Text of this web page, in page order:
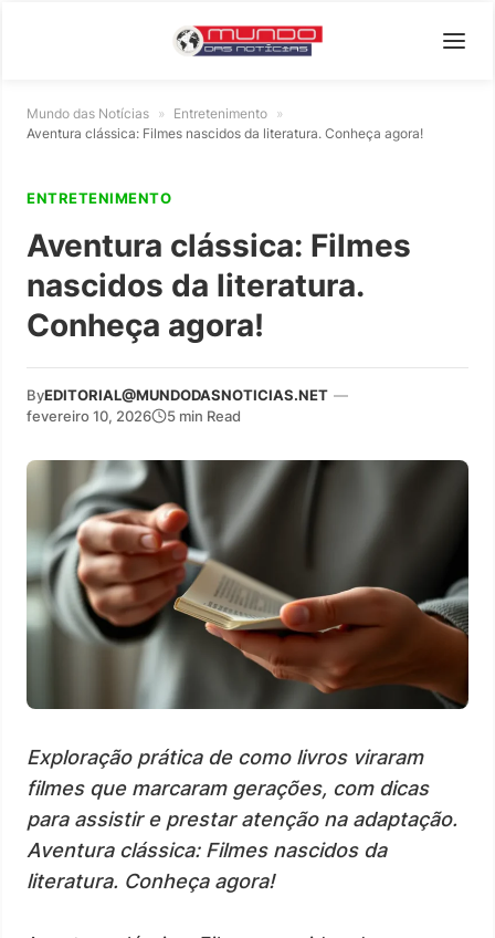
Mundo das Notícias » Entretenimento »
Aventura clássica: Filmes nascidos da literatura. Conheça agora!
ENTRETENIMENTO
Aventura clássica: Filmes
nascidos da literatura.
Conheça agora!
ByEDITORIAL@MUNDODASNOTICIAS.NET —
fevereiro 10, 2026
5 min Read
Exploração prática de como livros viraram
filmes que marcaram gerações, com dicas
para assistir e prestar atenção na adaptação.
Aventura clássica: Filmes nascidos da
literatura. Conheça agora!